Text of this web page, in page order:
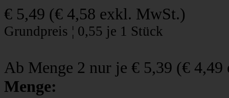
€ 5,49 (€ 4,58 exkl. MwSt.)
Grundpreis ¦ 0,55 je 1 Stück
Ab Menge 2 nur je € 5,39 (€ 4,49
Menge: